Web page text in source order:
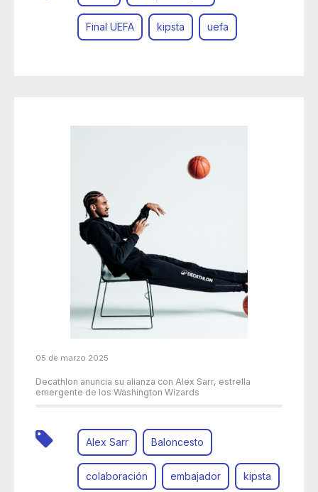
Final UEFA kipsta uefa
05 de marzo 2025
Decathlon anuncia su alianza con Alex Sarr, estrella
emergente de los Washington Wizards
Alex Sarr Baloncesto
colaboración embajador kipsta